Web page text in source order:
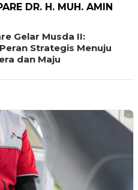
DR. H. MUH. AMIN
Gelar Musda II:
Strategis Menuju
dan Maju